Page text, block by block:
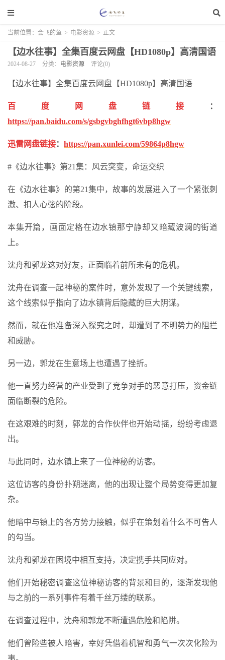
当前位置： 会飞的鱼 > 电影资源 > 正文
【边水往事】全集百度云网盘【HD1080p】高清国语
2024-08-27 分类： 电影资源 评论(0)
【边水往事】全集百度云网盘【HD1080p】高清国语
百度网盘链接
：
https://pan.baidu.com/s/gsbgvbghfhgt6vbp8hgw
迅雷网盘链接： https://pan.xunlei.com/59864p8hgw
#《边水往事》第21集：风云突变，命运交织
在《边水往事》的第21集中，故事的发展进入了一个紧张刺
激、扣人心弦的阶段。
本集开篇，画面定格在边水镇那宁静却又暗藏波澜的街道
上。
沈舟和郭龙这对好友，正面临着前所未有的危机。
沈舟在调查一起神秘的案件时，意外发现了一个关键线索，
这个线索似乎指向了边水镇背后隐藏的巨大阴谋。
然而，就在他准备深入探究之时，却遭到了不明势力的阻拦
和威胁。
另一边，郭龙在生意场上也遭遇了挫折。
他一直努力经营的产业受到了竞争对手的恶意打压，资金链
面临断裂的危险。
在这艰难的时刻，郭龙的合作伙伴也开始动摇，纷纷考虑退
出。
与此同时，边水镇上来了一位神秘的访客。
这位访客的身份扑朔迷离，他的出现让整个局势变得更加复
杂。
他暗中与镇上的各方势力接触，似乎在策划着什么不可告人
的勾当。
沈舟和郭龙在困境中相互支持，决定携手共同应对。
他们开始秘密调查这位神秘访客的背景和目的，逐渐发现他
与之前的一系列事件有着千丝万缕的联系。
在调查过程中，沈舟和郭龙不断遭遇危险和陷阱。
他们曾险些被人暗害，幸好凭借着机智和勇气一次次化险为
夷。